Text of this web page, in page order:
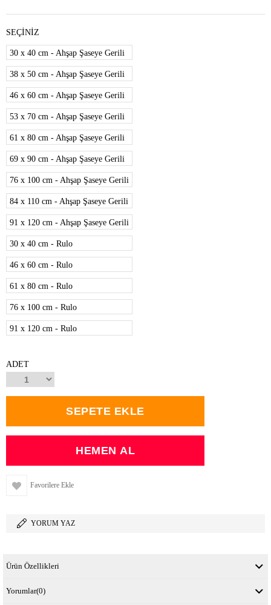
SEÇİNİZ
30 x 40 cm - Ahşap Şaseye Gerili
38 x 50 cm - Ahşap Şaseye Gerili
46 x 60 cm - Ahşap Şaseye Gerili
53 x 70 cm - Ahşap Şaseye Gerili
61 x 80 cm - Ahşap Şaseye Gerili
69 x 90 cm - Ahşap Şaseye Gerili
76 x 100 cm - Ahşap Şaseye Gerili
84 x 110 cm - Ahşap Şaseye Gerili
91 x 120 cm - Ahşap Şaseye Gerili
30 x 40 cm - Rulo
46 x 60 cm - Rulo
61 x 80 cm - Rulo
76 x 100 cm - Rulo
91 x 120 cm - Rulo
ADET
Favorilere Ekle
YORUM YAZ
Ürün Özellikleri
Yorumlar(0)